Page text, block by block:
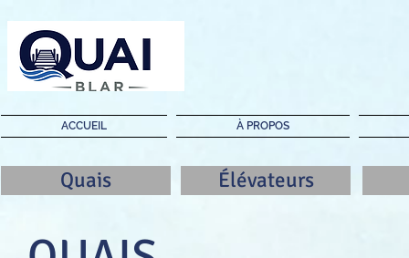
ACCUEIL À PROPOS
Quais Élévateurs